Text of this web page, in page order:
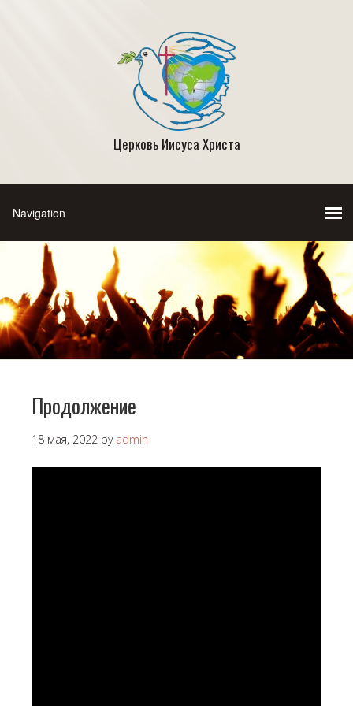
Церковь Иисуса Христа
Продолжение
18 мая, 2022 by admin